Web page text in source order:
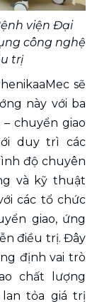
viện Đại
công nghệ
trị
sẽ
này với ba
chuyển giao
duy trì các
độ chuyên
và kỹ thuật
các tổ chức
giao, ứng
điều trị. Đây
định vai trò
chất lượng
lan tỏa giá trị